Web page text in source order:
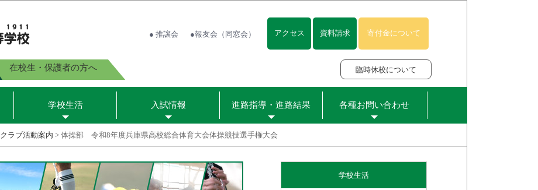
● 推譲会 ●報友会（同窓会） アクセス 資料請求 寄付金について
在校生・保護者の方へ 臨時休校について
学校生活 入試情報 進路指導・進路結果 各種お問い合わせ
クラブ活動案内 > 体操部 令和8年度兵庫県高校総合体育大会体操競技選手権大会
学校生活